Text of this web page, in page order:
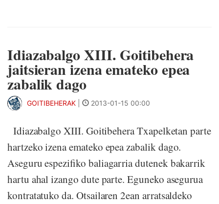
Idiazabalgo XIII. Goitibehera
jaitsieran izena emateko epea
zabalik dago
GOITIBEHERAK 2013-01-15 00:00
Idiazabalgo XIII. Goitibehera Txapelketan parte
hartzeko izena emateko epea zabalik dago.
Aseguru espezifiko baliagarria dutenek bakarrik
hartu ahal izango dute parte. Eguneko asegurua
kontratatuko da. Otsailaren 2ean arratsaldeko